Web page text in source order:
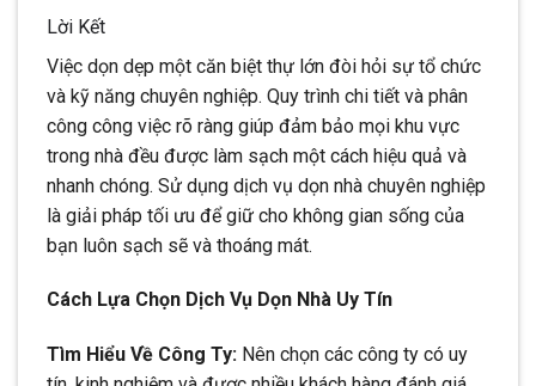
Lời Kết
Việc dọn dẹp một căn biệt thự lớn đòi hỏi sự tổ chức
và kỹ năng chuyên nghiệp. Quy trình chi tiết và phân
công công việc rõ ràng giúp đảm bảo mọi khu vực
trong nhà đều được làm sạch một cách hiệu quả và
nhanh chóng. Sử dụng dịch vụ dọn nhà chuyên nghiệp
là giải pháp tối ưu để giữ cho không gian sống của
bạn luôn sạch sẽ và thoáng mát.
Cách Lựa Chọn Dịch Vụ Dọn Nhà Uy Tín
Tìm Hiểu Về Công Ty: Nên chọn các công ty có uy